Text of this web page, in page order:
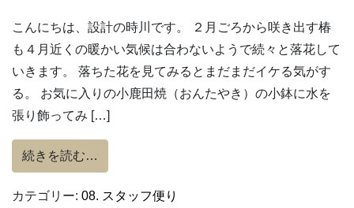
こんにちは、設計の時川です。 ２月ごろから咲き出す椿
も４月近くの暖かい気候は合わないようで続々と落花して
いきます。 落ちた花を見てみるとまだまだイケる気がす
る。 お気に入りの小鹿田焼（おんたやき）の小鉢に水を
張り飾ってみ […]
続きを読む…
カテゴリー: 08. スタッフ便り